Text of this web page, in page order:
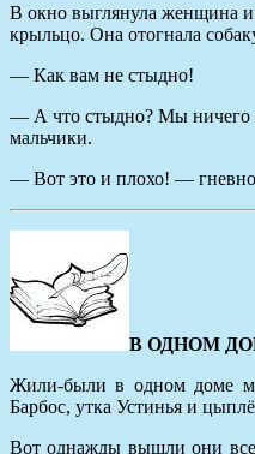
В окно выглянула женщина
крыльцо. Она отогнала
— Как вам не стыдно!
— А что стыдно? Мы ничего
мальчики.
— Вот это и плохо! —
В ОДНОМ
Жили-были в одном доме
Барбос, утка Устинья и
Вот однажды вышли они все